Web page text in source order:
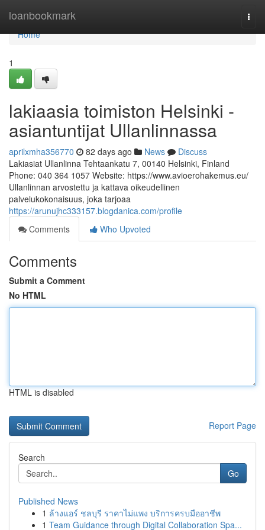
loanbookmark
Home
Home
1
lakiaasia toimiston Helsinki -
asiantuntijat Ullanlinnassa
aprilxmha356770 82 days ago News
Discuss
Lakiasiat Ullanlinna Tehtaankatu 7, 00140 Helsinki, Finland
Phone: 040 364 1057 Website: https://www.avioerohakemus.eu/
Ullanlinnan arvostettu ja kattava oikeudellinen
palvelukokonaisuus, joka tarjoaa
https://arunujhc333157.blogdanica.com/profile
Comments
Who Upvoted
Comments
Submit a Comment
No HTML
HTML is disabled
Report Page
Search
Go
Published News
1 ล้างแอร์ ชลบุรี ราคาไม่แพง บริการครบมืออาชีพ
1 Team Guidance through Digital Collaboration Spa...